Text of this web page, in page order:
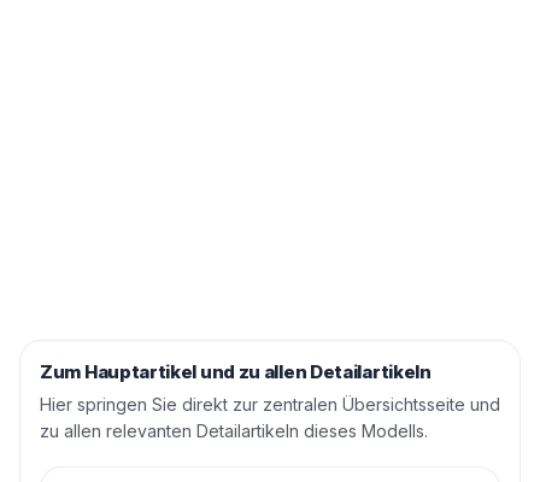
Zum Hauptartikel und zu allen Detailartikeln
Hier springen Sie direkt zur zentralen Übersichtsseite und
zu allen relevanten Detailartikeln dieses Modells.